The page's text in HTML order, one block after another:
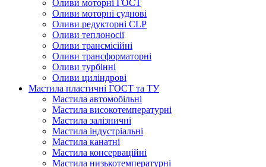
Оливи моторні ГОСТ
Оливи моторні суднові
Оливи редукторні CLP
Оливи теплоносії
Оливи трансмісійні
Оливи трансформаторні
Оливи турбінні
Оливи циліндрові
Мастила пластичні ГОСТ та ТУ
Мастила автомобільні
Мастила високотемпературні
Мастила залізничні
Мастила індустріальні
Мастила канатні
Мастила консерваційні
Мастила низькотемпературні